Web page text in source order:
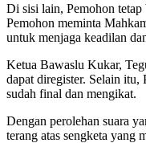
Di sisi lain, Pemohon
Pemohon meminta
untuk menjaga keadilan
Ketua Bawaslu Kukar,
dapat diregister. Selain
sudah final dan mengikat.
Dengan perolehan suara
terang atas sengketa yang